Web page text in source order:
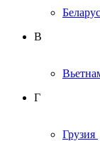
В
Г
Грузия